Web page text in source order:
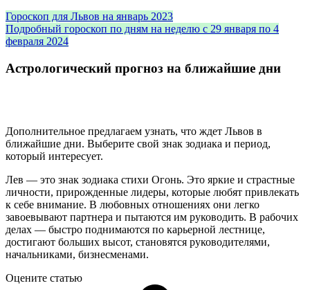
Гороскоп для Львов на январь 2023
Подробный гороскоп по дням на неделю с 29 января по 4
февраля 2024
Астрологический прогноз на ближайшие дни
Дополнительное предлагаем узнать, что ждет Львов в
ближайшие дни. Выберите свой знак зодиака и период,
который интересует.
Лев — это знак зодиака стихи Огонь. Это яркие и страстные
личности, прирожденные лидеры, которые любят привлекать
к себе внимание. В любовных отношениях они легко
завоевывают партнера и пытаются им руководить. В рабочих
делах — быстро поднимаются по карьерной лестнице,
достигают больших высот, становятся руководителями,
начальниками, бизнесменами.
Оцените статью